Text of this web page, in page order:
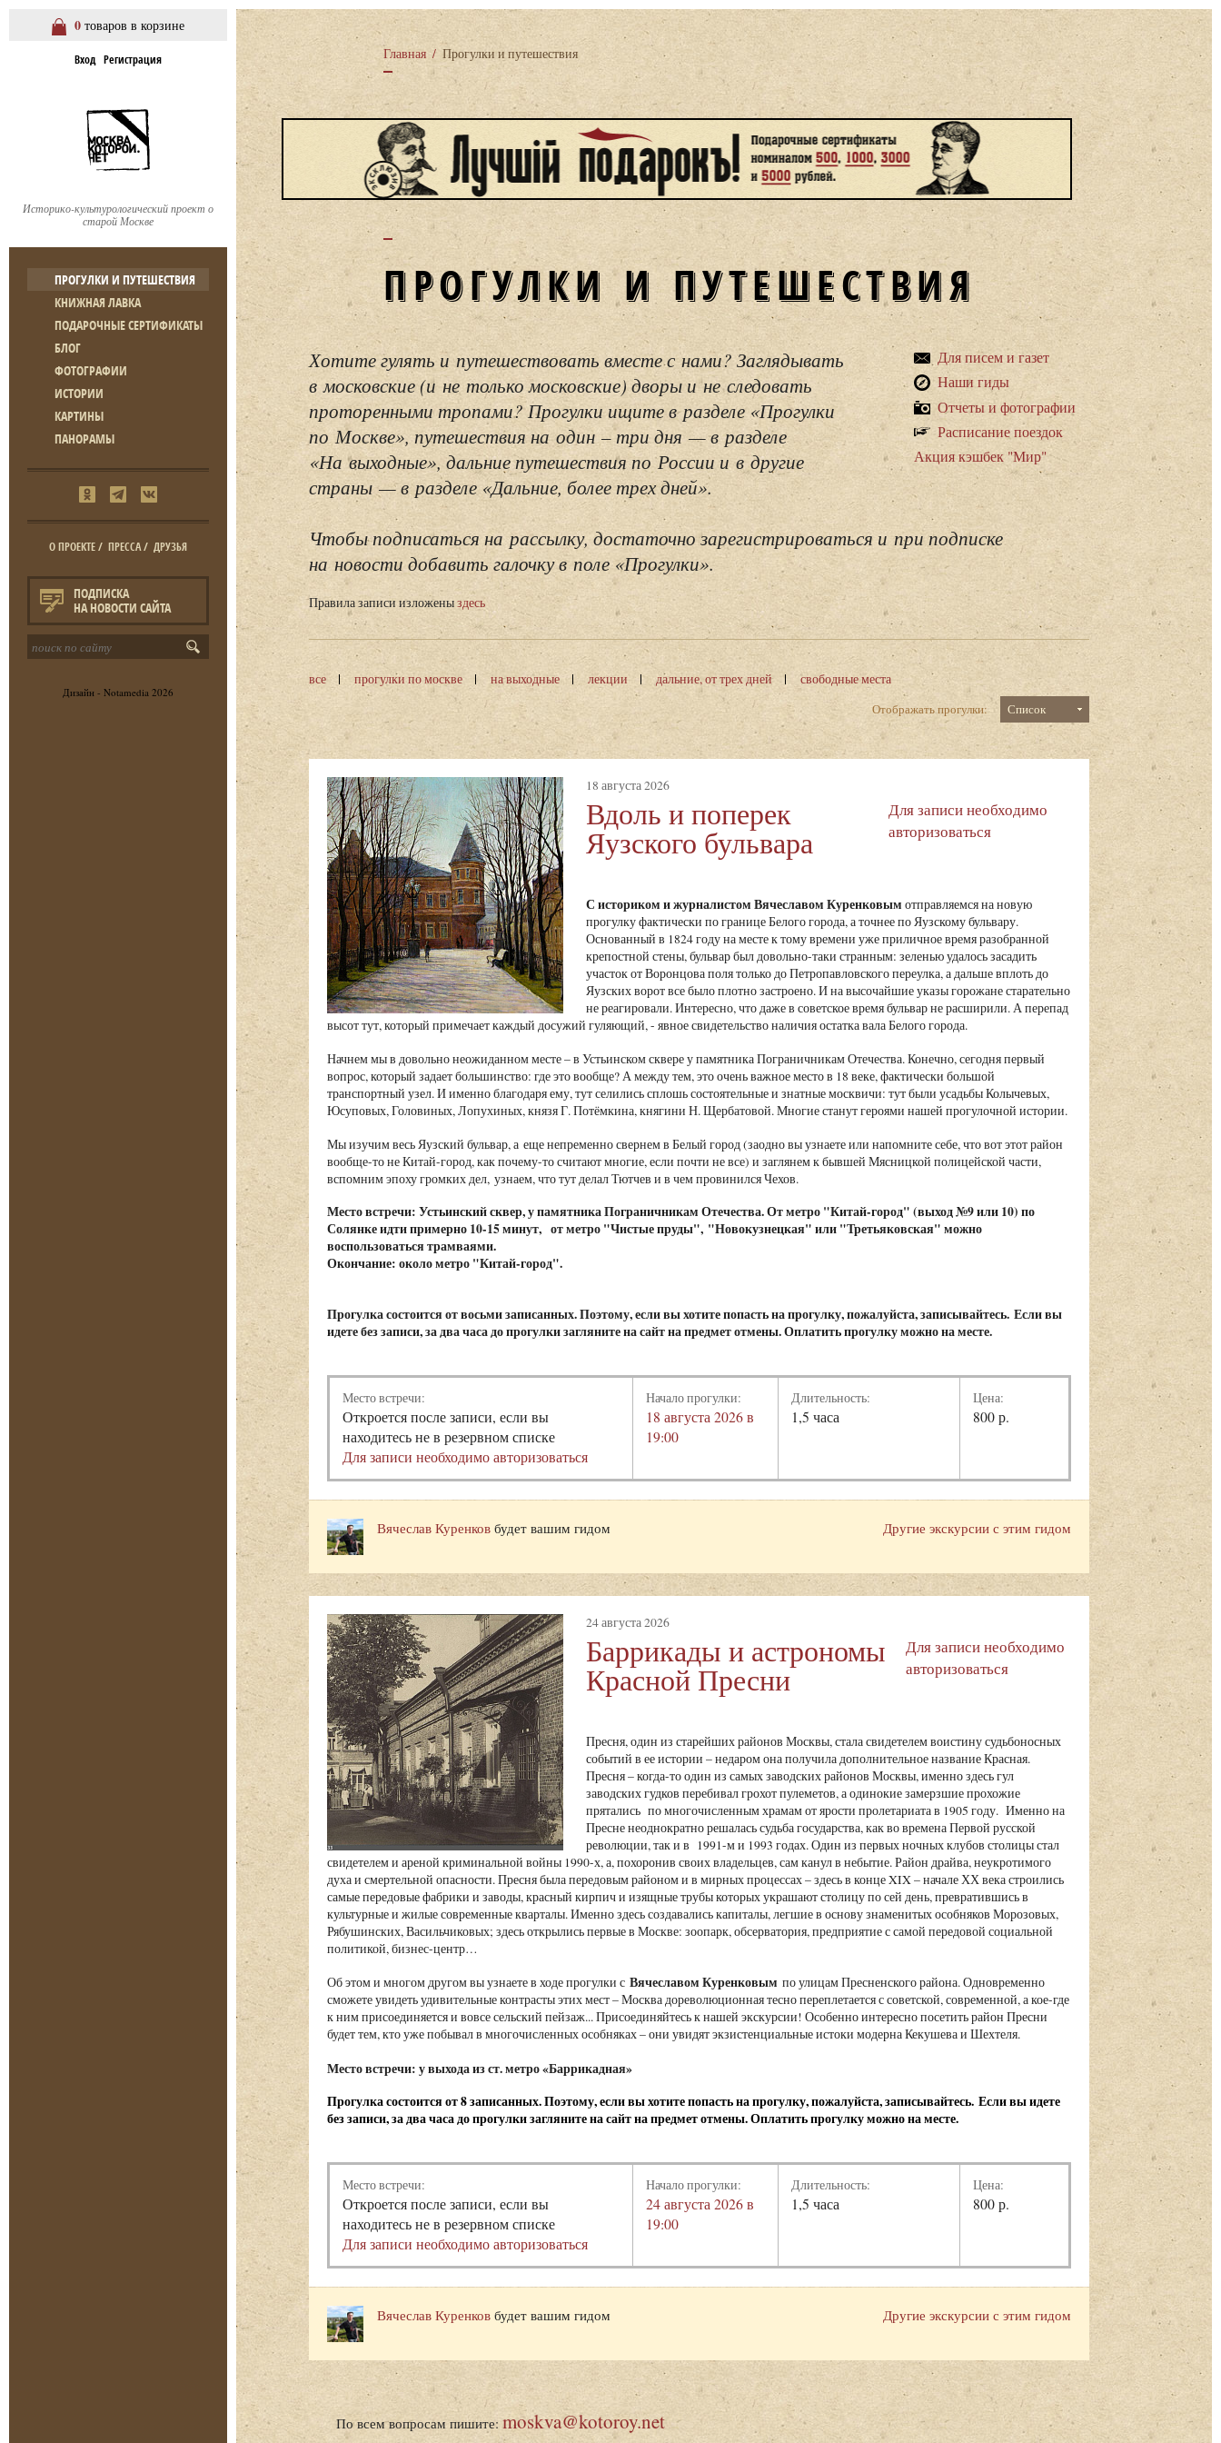
0 товаров в корзине
Вход Регистрация
Историко-культурологический проект о
старой Москве
ПРОГУЛКИ И ПУТЕШЕСТВИЯ
КНИЖНАЯ ЛАВКА
ПОДАРОЧНЫЕ СЕРТИФИКАТЫ
БЛОГ
ФОТОГРАФИИ
ИСТОРИИ
КАРТИНЫ
ПАНОРАМЫ
О ПРОЕКТЕ/ ПРЕССА/ ДРУЗЬЯ
ПОДПИСКА
НА НОВОСТИ САЙТА
Дизайн - Notamedia 2026
Главная / Прогулки и путешествия
ПРОГУЛКИ И ПУТЕШЕСТВИЯ
Для писем и газет
Наши гиды
Отчеты и фотографии
Расписание поездок
Акция кэшбек "Мир"
Хотите гулять и путешествовать вместе с нами? Заглядывать
в московские (и не только московские) дворы и не следовать
проторенными тропами? Прогулки ищите в разделе «Прогулки
по Москве», путешествия на один – три дня — в разделе
«На выходные», дальние путешествия по России и в другие
страны — в разделе «Дальние, более трех дней».
Чтобы подписаться на рассылку, достаточно зарегистрироваться и при подписке
на новости добавить галочку в поле «Прогулки».
Правила записи изложеныздесь
все прогулки по москве на выходные лекции дальние, от трех дней
свободные места
Отображать прогулки:
Список
18 августа 2026
Вдоль и поперек
Яузского бульвара
Для записи необходимо
авторизоваться
С историком и журналистом Вячеславом Куренковым отправляемся на новую
прогулку фактически по границе Белого города, а точнее по Яузскому бульвару.
Основанный в 1824 году на месте к тому времени уже приличное время разобранной
крепостной стены, бульвар был довольно-таки странным: зеленью удалось засадить
участок от Воронцова поля только до Петропавловского переулка, а дальше вплоть до
Яузских ворот все было плотно застроено. И на высочайшие указы горожане старательно
не реагировали. Интересно, что даже в советское время бульвар не расширили. А перепад
высот тут, который примечает каждый досужий гуляющий, - явное свидетельство наличия остатка вала Белого города.
Начнем мы в довольно неожиданном месте – в Устьинском сквере у памятника Пограничникам Отечества. Конечно, сегодня первый
вопрос, который задает большинство: где это вообще? А между тем, это очень важное место в 18 веке, фактически большой
транспортный узел. И именно благодаря ему, тут селились сплошь состоятельные и знатные москвичи: тут были усадьбы Колычевых,
Юсуповых, Головиных, Лопухиных, князя Г. Потёмкина, княгини Н. Щербатовой. Многие станут героями нашей прогулочной истории.
Мы изучим весь Яузский бульвар, а еще непременно свернем в Белый город (заодно вы узнаете или напомните себе, что вот этот район
вообще-то не Китай-город, как почему-то считают многие, если почти не все) и заглянем к бывшей Мясницкой полицейской части,
вспомним эпоху громких дел, узнаем, что тут делал Тютчев и в чем провинился Чехов.
Место встречи: Устьинский сквер, у памятника Пограничникам Отечества. От метро "Китай-город" (выход №9 или 10) по
Солянке идти примерно 10-15 минут, от метро "Чистые пруды", "Новокузнецкая" или "Третьяковская" можно
воспользоваться трамваями.
Окончание: около метро "Китай-город".
Прогулка состоится от восьми записанных. Поэтому, если вы хотите попасть на прогулку, пожалуйста, записывайтесь. Если вы
идете без записи, за два часа до прогулки загляните на сайт на предмет отмены. Оплатить прогулку можно на месте.
Место встречи:
Откроется после записи, если вы
находитесь не в резервном списке
Для записи необходимо авторизоваться
Начало прогулки:
18 августа 2026 в
19:00
Длительность:
1,5 часа
Цена:
800 р.
Другие экскурсии с этим гидом
Вячеслав Куренков будет вашим гидом
24 августа 2026
Баррикады и астрономы
Красной Пресни
Для записи необходимо
авторизоваться
Пресня, один из старейших районов Москвы, стала свидетелем воистину судьбоносных
событий в ее истории – недаром она получила дополнительное название Красная.
Пресня – когда-то один из самых заводских районов Москвы, именно здесь гул
заводских гудков перебивал грохот пулеметов, а одинокие замерзшие прохожие
прятались по многочисленным храмам от ярости пролетариата в 1905 году. Именно на
Пресне неоднократно решалась судьба государства, как во времена Первой русской
революции, так и в 1991-м и 1993 годах. Один из первых ночных клубов столицы стал
свидетелем и ареной криминальной войны 1990-х, а, похоронив своих владельцев, сам канул в небытие. Район драйва, неукротимого
духа и смертельной опасности. Пресня была передовым районом и в мирных процессах – здесь в конце XIX – начале ХХ века строились
самые передовые фабрики и заводы, красный кирпич и изящные трубы которых украшают столицу по сей день, превратившись в
культурные и жилые современные кварталы. Именно здесь создавались капиталы, легшие в основу знаменитых особняков Морозовых,
Рябушинских, Васильчиковых; здесь открылись первые в Москве: зоопарк, обсерватория, предприятие с самой передовой социальной
политикой, бизнес-центр…
Об этом и многом другом вы узнаете в ходе прогулки с Вячеславом Куренковым по улицам Пресненского района. Одновременно
сможете увидеть удивительные контрасты этих мест – Москва дореволюционная тесно переплетается с советской, современной, а кое-где
к ним присоединяется и вовсе сельский пейзаж... Присоединяйтесь к нашей экскурсии! Особенно интересно посетить район Пресни
будет тем, кто уже побывал в многочисленных особняках – они увидят экзистенциальные истоки модерна Кекушева и Шехтеля.
Место встречи: у выхода из ст. метро «Баррикадная»
Прогулка состоится от 8 записанных. Поэтому, если вы хотите попасть на прогулку, пожалуйста, записывайтесь. Если вы идете
без записи, за два часа до прогулки загляните на сайт на предмет отмены. Оплатить прогулку можно на месте.
Место встречи:
Откроется после записи, если вы
находитесь не в резервном списке
Для записи необходимо авторизоваться
Начало прогулки:
24 августа 2026 в
19:00
Длительность:
1,5 часа
Цена:
800 р.
Другие экскурсии с этим гидом
Вячеслав Куренков будет вашим гидом
По всем вопросам пишите: moskva@kotoroy.net